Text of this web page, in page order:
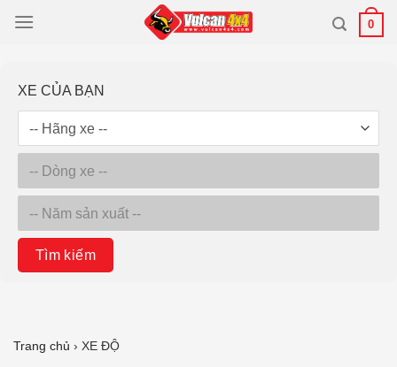
qua
0
XE CỦA BẠN
Tìm kiếm
Trang chủ › XE ĐỘ